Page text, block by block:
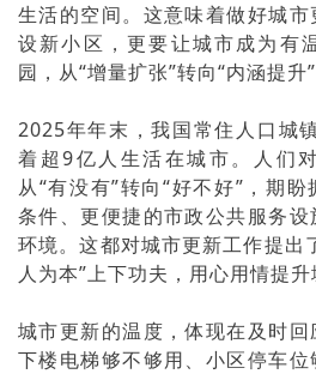
生活的空间。这意味着做好城
设新小区，更要让城市成为有
园，从“增量扩张”转向“内涵提升”
2025年年末，我国常住人口城
着超9亿人生活在城市。人们
从“有没有”转向“好不好”，期
条件、更便捷的市政公共服务
环境。这都对城市更新工作提出
人为本”上下功夫，用心用情提升
城市更新的温度，体现在及时
下楼电梯够不够用、小区停车